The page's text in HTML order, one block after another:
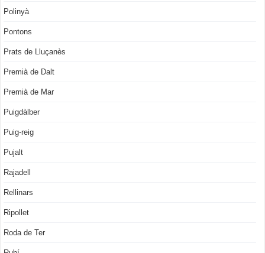
Polinyà
Pontons
Prats de Lluçanès
Premià de Dalt
Premià de Mar
Puigdàlber
Puig-reig
Pujalt
Rajadell
Rellinars
Ripollet
Roda de Ter